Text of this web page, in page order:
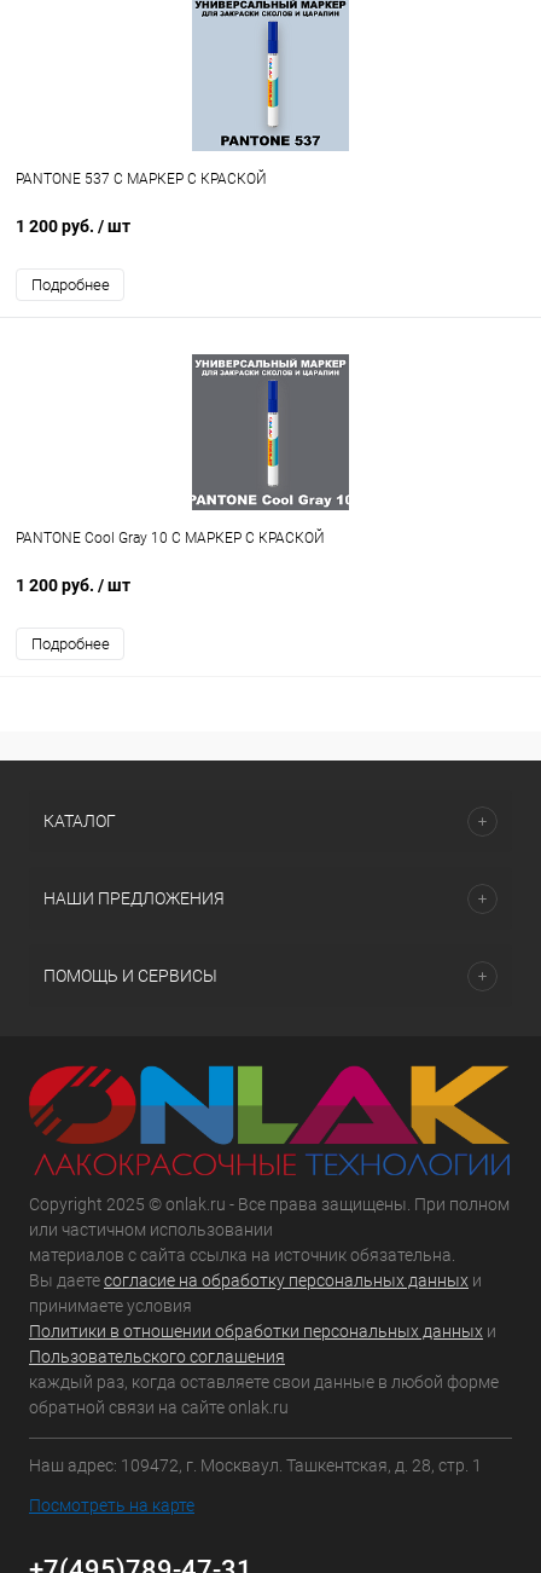
PANTONE 537 C МАРКЕР С КРАСКОЙ
1 200 руб. / шт
Подробнее
PANTONE Cool Gray 10 C МАРКЕР С КРАСКОЙ
1 200 руб. / шт
Подробнее
КАТАЛОГ
НАШИ ПРЕДЛОЖЕНИЯ
ПОМОЩЬ И СЕРВИСЫ
Copyright 2025 © onlak.ru - Все права защищены. При полном
или частичном использовании
материалов с сайта ссылка на источник обязательна.
Вы даетесогласие на обработку персональных данных и
принимаете условия
Политики в отношении обработки персональных данных и
Пользовательского соглашения
каждый раз, когда оставляете свои данные в любой форме
обратной связи на сайте onlak.ru
Наш адрес: 109472, г. Москваул. Ташкентская, д. 28, стр. 1
Посмотреть на карте